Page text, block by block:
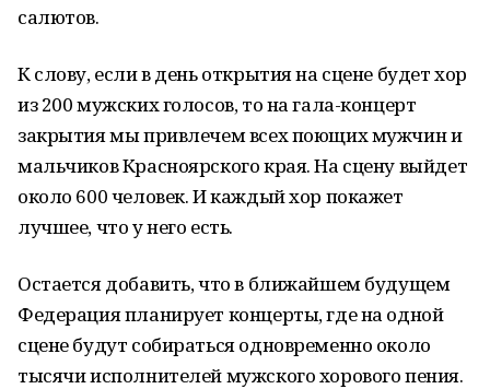
салютов.
К слову, если в день открытия на сцене будет хор
из 200 мужских голосов, то на гала-концерт
закрытия мы привлечем всех поющих мужчин и
мальчиков Красноярского края. На сцену выйдет
около 600 человек. И каждый хор покажет
лучшее, что у него есть.
Остается добавить, что в ближайшем будущем
Федерация планирует концерты, где на одной
сцене будут собираться одновременно около
тысячи исполнителей мужского хорового пения.